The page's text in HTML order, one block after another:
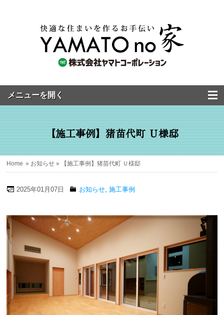
【施工事例】猪苗代町 Ｕ様邸
Home » お知らせ » 【施工事例】猪苗代町 Ｕ様邸
2025年01月07日 お知らせ,施工事例